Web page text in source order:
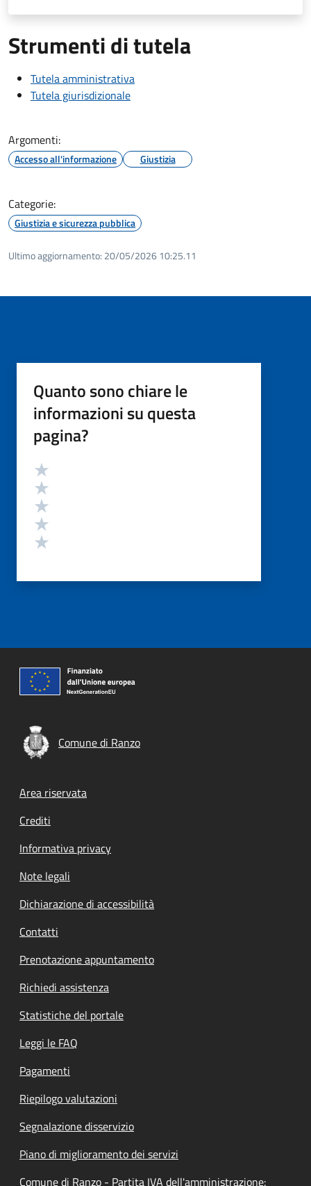
Strumenti di tutela
Tutela amministrativa
Tutela giurisdizionale
Argomenti:
Accesso all'informazione Giustizia
Categorie:
Giustizia e sicurezza pubblica
Ultimo aggiornamento: 20/05/2026 10:25.11
Quanto sono chiare le
informazioni su questa
pagina?
Valutazione
Comune di Ranzo
Footer menu
Area riservata
Crediti
Informativa privacy
Note legali
Dichiarazione di accessibilità
Contatti
Prenotazione appuntamento
Richiedi assistenza
Statistiche del portale
Leggi le FAQ
Pagamenti
Riepilogo valutazioni
Segnalazione disservizio
Piano di miglioramento dei servizi
Comune di Ranzo - Partita IVA dell'amministrazione: